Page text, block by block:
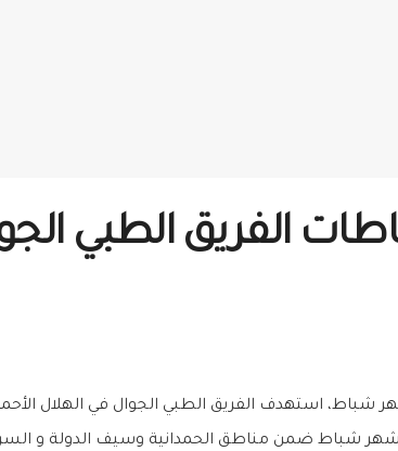
من نشاطات الفريق الطبي
استهدف الفريق الطبي الجوال في الهلال
شباط ضمن مناطق الحمدانية وسيف الدولة و